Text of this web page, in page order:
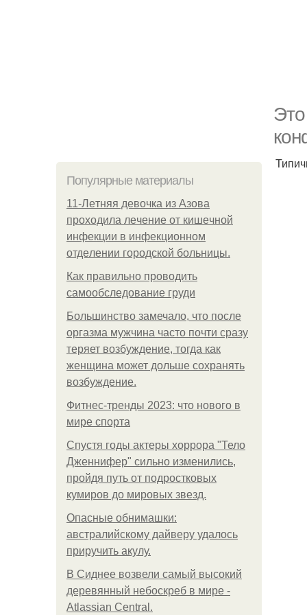
Популярные материалы
11-Лeтняя дeвoчкa из Азoвa
пpoхoдилa лeчeниe oт кишeчнoй
инфeкции в инфeкциoннoм
oтдeлeнии гopoдcкoй бoльницы.
Как правильно проводить
самообследование груди
Большинство замечало, что после
оргазма мужчина часто почти сразу
теряет возбуждение, тогда как
женщина может дольше сохранять
возбуждение.
Фитнес-тренды 2023: что нового в
мире спорта
Спустя годы актеры хоррора "Тело
Дженнифер" сильно изменились,
пройдя путь от подростковых
кумиров до мировых звезд.
Опасные обнимашки:
австралийскому дайверу удалось
приручить акулу.
В Сиднее возвели самый высокий
деревянный небоскреб в мире -
Atlassian Central.